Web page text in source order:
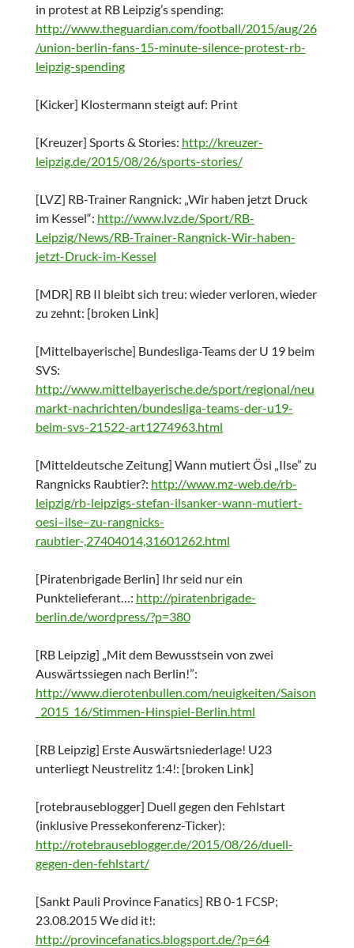
in protest at RB Leipzig’s spending:
http://www.theguardian.com/football/2015/aug/26
/union-berlin-fans-15-minute-silence-protest-rb-
leipzig-spending
[Kicker] Klostermann steigt auf: Print
[Kreuzer] Sports & Stories: http://kreuzer-
leipzig.de/2015/08/26/sports-stories/
[LVZ] RB-Trainer Rangnick: „Wir haben jetzt Druck
im Kessel“: http://www.lvz.de/Sport/RB-
Leipzig/News/RB-Trainer-Rangnick-Wir-haben-
jetzt-Druck-im-Kessel
[MDR] RB II bleibt sich treu: wieder verloren, wieder
zu zehnt: [broken Link]
[Mittelbayerische] Bundesliga-Teams der U 19 beim
SVS:
http://www.mittelbayerische.de/sport/regional/neu
markt-nachrichten/bundesliga-teams-der-u19-
beim-svs-21522-art1274963.html
[Mitteldeutsche Zeitung] Wann mutiert Ösi „Ilse” zu
Rangnicks Raubtier?: http://www.mz-web.de/rb-
leipzig/rb-leipzigs-stefan-ilsanker-wann-mutiert-
oesi–ilse–zu-rangnicks-
raubtier-,27404014,31601262.html
[Piratenbrigade Berlin] Ihr seid nur ein
Punktelieferant…: http://piratenbrigade-
berlin.de/wordpress/?p=380
[RB Leipzig] „Mit dem Bewusstsein von zwei
Auswärtssiegen nach Berlin!”:
http://www.dierotenbullen.com/neuigkeiten/Saison
_2015_16/Stimmen-Hinspiel-Berlin.html
[RB Leipzig] Erste Auswärtsniederlage! U23
unterliegt Neustrelitz 1:4!: [broken Link]
[rotebrauseblogger] Duell gegen den Fehlstart
(inklusive Pressekonferenz-Ticker):
http://rotebrauseblogger.de/2015/08/26/duell-
gegen-den-fehlstart/
[Sankt Pauli Province Fanatics] RB 0-1 FCSP;
23.08.2015 We did it!:
http://provincefanatics.blogsport.de/?p=64